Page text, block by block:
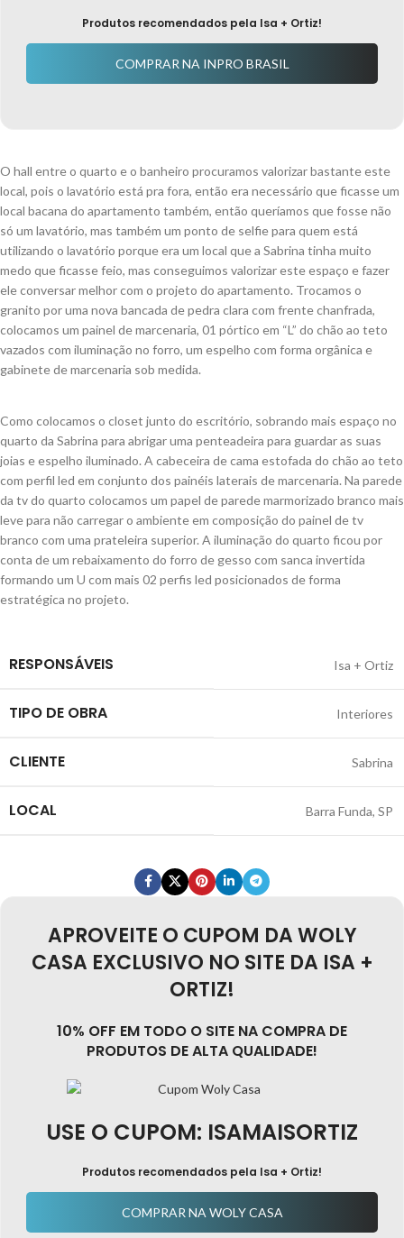
Produtos recomendados pela Isa + Ortiz!
COMPRAR NA INPRO BRASIL
O hall entre o quarto e o banheiro procuramos valorizar bastante este
local, pois o lavatório está pra fora, então era necessário que ficasse um
local bacana do apartamento também, então queríamos que fosse não
só um lavatório, mas também um ponto de selfie para quem está
utilizando o lavatório porque era um local que a Sabrina tinha muito
medo que ficasse feio, mas conseguimos valorizar este espaço e fazer
ele conversar melhor com o projeto do apartamento. Trocamos o
granito por uma nova bancada de pedra clara com frente chanfrada,
colocamos um painel de marcenaria, 01 pórtico em “L” do chão ao teto
vazados com iluminação no forro, um espelho com forma orgânica e
gabinete de marcenaria sob medida.
Como colocamos o closet junto do escritório, sobrando mais espaço no
quarto da Sabrina para abrigar uma penteadeira para guardar as suas
joias e espelho iluminado. A cabeceira de cama estofada do chão ao teto
com perfil led em conjunto dos painéis laterais de marcenaria. Na parede
da tv do quarto colocamos um papel de parede marmorizado branco mais
leve para não carregar o ambiente em composição do painel de tv
branco com uma prateleira superior. A iluminação do quarto ficou por
conta de um rebaixamento do forro de gesso com sanca invertida
formando um U com mais 02 perfis led posicionados de forma
estratégica no projeto.
RESPONSÁVEIS Isa + Ortiz
TIPO DE OBRA Interiores
CLIENTE Sabrina
LOCAL Barra Funda, SP
APROVEITE O CUPOM DA WOLY
CASA EXCLUSIVO NO SITE DA ISA +
ORTIZ!
10% OFF EM TODO O SITE NA COMPRA DE
PRODUTOS DE ALTA QUALIDADE!
USE O CUPOM: ISAMAISORTIZ
Produtos recomendados pela Isa + Ortiz!
COMPRAR NA WOLY CASA